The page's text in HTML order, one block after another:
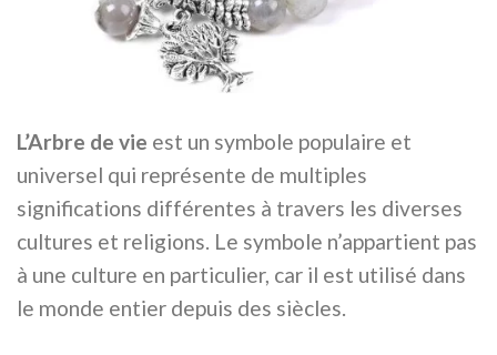
L’Arbre de vie est un symbole populaire et
universel qui représente de multiples
significations différentes à travers les diverses
cultures et religions. Le symbole n’appartient pas
à une culture en particulier, car il est utilisé dans
le monde entier depuis des siècles.